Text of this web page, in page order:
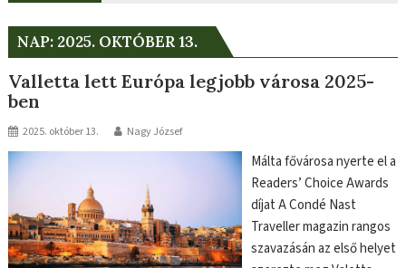
NAP: 2025. OKTÓBER 13.
Valletta lett Európa legjobb városa 2025-
ben
2025. október 13. Nagy József
Málta fővárosa nyerte el a
Readers’ Choice Awards
díjat A Condé Nast
Traveller magazin rangos
szavazásán az első helyet